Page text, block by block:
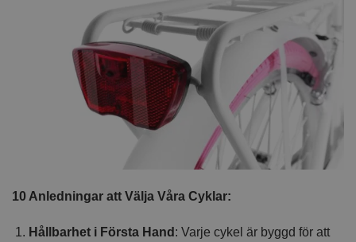
10 Anledningar att Välja Våra Cyklar:
Hållbarhet i Första Hand : Varje cykel är byggd för att